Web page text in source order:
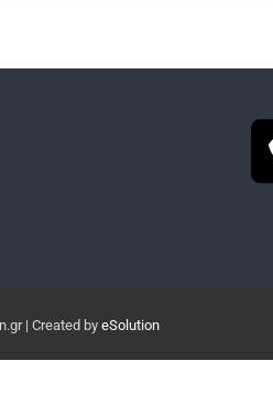
| Created by eSolution